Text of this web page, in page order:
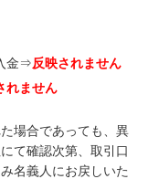
金⇒反映されません
れません
場合であっても、異
て確認次第、取引口
名義人にお戻しいた